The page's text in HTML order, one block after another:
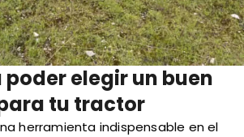
elegir un buen
tu tractor
herramienta indispensable en el